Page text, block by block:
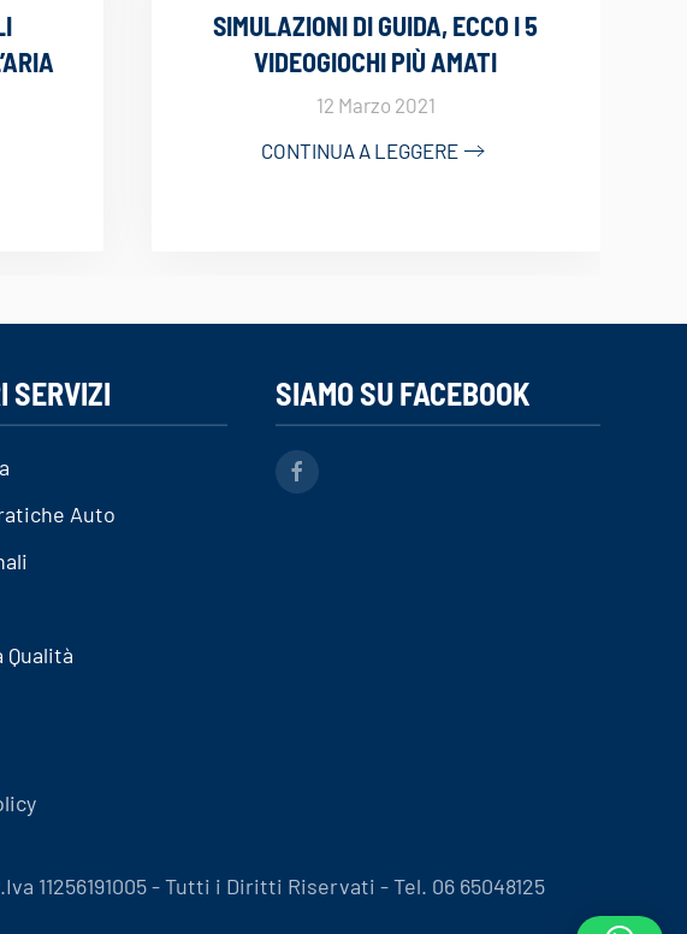
SIMULAZIONI DI GUIDA, ECCO I 5
VIDEOGIOCHI PIÙ AMATI
12 Marzo 2021
CONTINUA A LEGGERE
SERVIZI
Auto
Qualità
SIAMO SU FACEBOOK
11256191005 - Tutti i Diritti Riservati - Tel. 06 65048125